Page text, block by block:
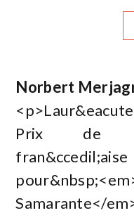
Norbert
Prix de la
Samarante</